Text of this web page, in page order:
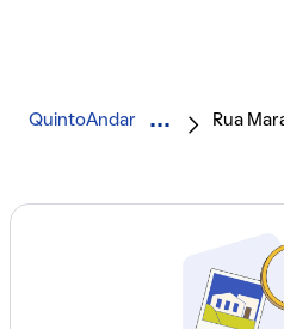
QuintoAndar Rua